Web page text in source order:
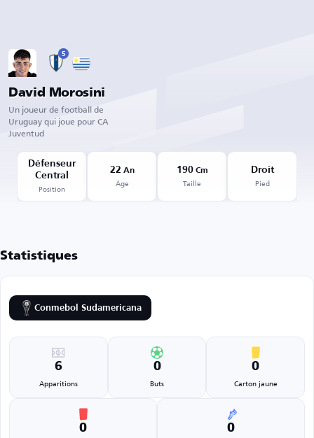
5
David Morosini
Un joueur de football de
Uruguay qui joue pour CA
Juventud
Défenseur
Central
Position
22 An
Âge
190Cm
Taille
Droit
Pied
Statistiques
Conmebol Sudamericana
6
Apparitions
0
Buts
0
Carton jaune
0 0